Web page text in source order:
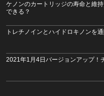
ケノンのカートリッジの寿命と維
できる？
トレチノインとハイドロキノンを
2021年1月4日バージョンアップ！